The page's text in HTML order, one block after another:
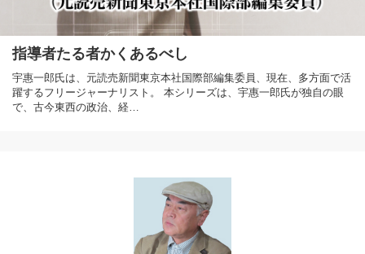
指導者たる者かくあるべし
宇惠一郎氏は、元読売新聞東京本社国際部編集委員、現在、多方面で活
躍するフリージャーナリスト。 本シリーズは、宇惠一郎氏が独自の眼
で、古今東西の政治、経…